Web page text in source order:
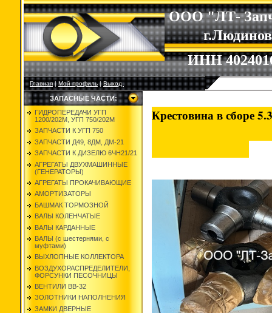
ООО "ЛТ-
ИНН
Главная|Мой профиль|Выход
ЗАПАСНЫЕ ЧАСТИ:
ГИДРОПЕРЕДАЧИ УГП
1200/202М, УГП 750/202М
ЗАПЧАСТИ К УГП 750
ЗАПЧАСТИ Д49, 8ДМ, ДМ-21
ЗАПЧАСТИ К ДИЗЕЛЮ 6ЧН21/21
АГРЕГАТЫ ДВУХМАШИННЫЕ
(ГЕНЕРАТОРЫ)
АГРЕГАТЫ ПРОКАЧИВАЮЩИЕ
АМОРТИЗАТОРЫ
БАШМАК ТОРМОЗНОЙ
ВАЛЫ КОЛЕНЧАТЫЕ
ВАЛЫ КАРДАННЫЕ
ВАЛЫ (с шестернями, с
муфтами)
ВЫХЛОПНЫЕ КОЛЛЕКТОРА
ВОЗДУХОРАСПРЕДЕЛИТЕЛИ,
ФОРСУНКИ ПЕСОЧНИЦЫ
ВЕНТИЛИ ВВ-32
ЗОЛОТНИКИ НАПОЛНЕНИЯ
ЗАМКИ ДВЕРНЫЕ
Крестовина